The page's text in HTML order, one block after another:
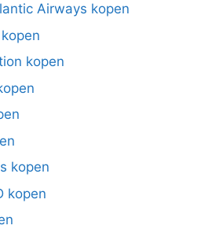
Airways kopen
kopen
kopen
kopen